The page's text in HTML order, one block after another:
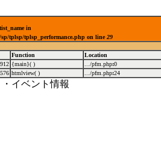
in
tplsp/tplsp_performance.php on line29
Function
Location
{main}( ) .../pfm.php:0
htmlview( ) .../pfm.php:24
イベント情報